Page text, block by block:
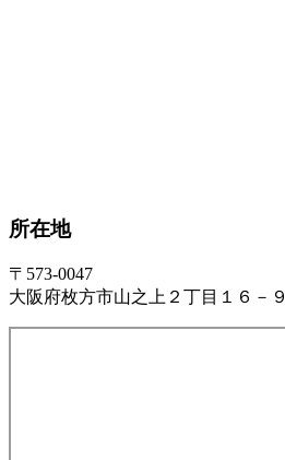
所在地
〒573-0047
大阪府枚方市山之上２丁目１６－９